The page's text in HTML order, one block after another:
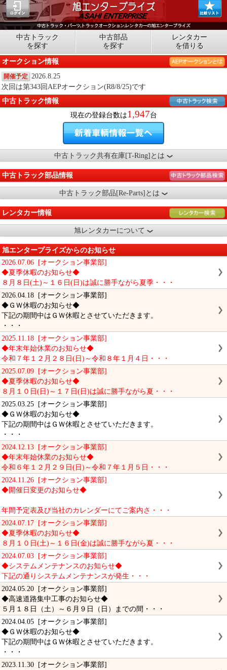
中古トラック
を探す
中古部品
を探す
レンタカー
を借りる
オークション情報
開催予定
2026.8.25
次回は第343回AEPオークション(R8/8/25)です
中古トラック情報
現在の登録台数は1,947台
中古トラック共有在庫[T-Ring]とは
中古トラック部品情報
中古トラック部品[Re-Parts]とは
レンタカー情報
旭レンタカーについて
旭エンタープライズからのお知らせ
2026.07.06 [オークション事業部]
◆夏季休暇のお知らせ◆
８月８日(土)～１６日(日)は誠に勝手ながら夏季・・・
2026.04.18 [オークション事業部]
◆ＧＷ休暇のお知らせ◆
下記の期間中はＧＷ休暇とさせていただきます。
・・・
2025.11.18 [オークション事業部]
◆年末年始休業のお知らせ◆
令和７年１２月２８日(日)～令和８年１月４日・・・
2025.07.09 [オークション事業部]
◆夏季休暇のお知らせ◆
８月１０日(日)～１７日(日)は誠に勝手ながら夏・・・
2025.03.25 [オークション事業部]
◆ＧＷ休暇のお知らせ◆
下記の期間中はＧＷ休暇とさせていただきます。
・・・
2024.12.13 [オークション事業部]
◆年末年始休業のお知らせ◆
令和６年１２月２９日(日)～令和７年１月５日・・・
2024.11.26 [オークション事業部]
◆開催日変更のお知らせ◆
年間予定表及び当社のカレンダーにてご案内さ・・・
2024.07.17 [オークション事業部]
◆夏季休暇のお知らせ◆
８月１０日(土)～１６日(金)は誠に勝手ながら夏・・・
2024.07.03 [オークション事業部]
◆システムメンテナンスのお知らせ◆
下記の通りシステムメンテナンスが発生・・・
2024.05.20 [オークション事業部]
◆高速道路集中工事のお知らせ◆
５月１８日（土）～６月９日（日）までの間・・・
2024.04.05 [オークション事業部]
◆ＧＷ休暇のお知らせ◆
下記の期間中はＧＷ休暇とさせていただきます。
・・・
2023.11.30 [オークション事業部]